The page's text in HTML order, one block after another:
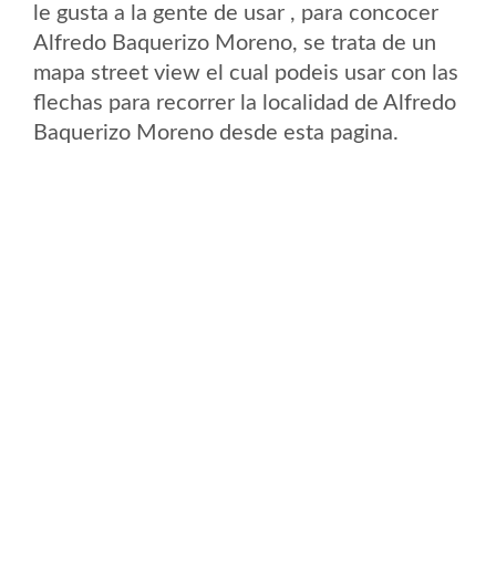
le gusta a la gente de usar , para concocer
Alfredo Baquerizo Moreno, se trata de un
mapa street view el cual podeis usar con las
flechas para recorrer la localidad de Alfredo
Baquerizo Moreno desde esta pagina.